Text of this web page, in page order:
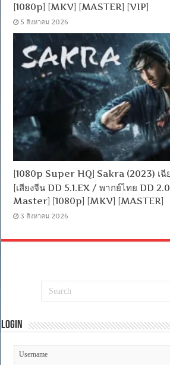
[1080p] [MKV] [MASTER] [VIP]
5 สิงหาคม 2026
[1080p Super HQ] Sakra (2023) เฉี
[เสียงจีน DD 5.1.EX / พากย์ไทย DD
Master] [1080p] [MKV] [MASTER]
3 สิงหาคม 2026
Login